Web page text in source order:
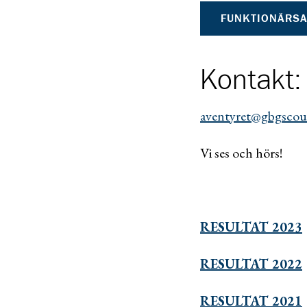
Kontakt:
Vi ses och hörs!
RESULTAT 2023
RESULTAT 2022
RESULTAT 2021